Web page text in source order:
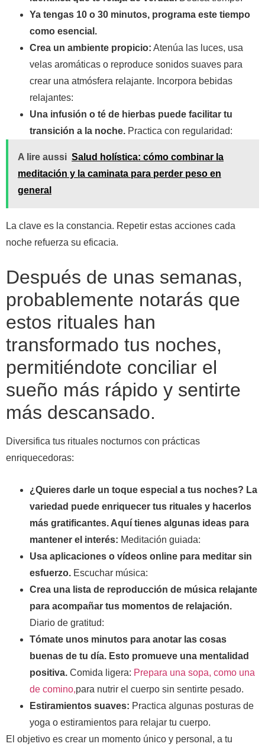
Ya tengas 10 o 30 minutos, programa este tiempo
como esencial.
Crea un ambiente propicio: Atenúa las luces, usa
velas aromáticas o reproduce sonidos suaves para
crear una atmósfera relajante. Incorpora bebidas
relajantes:
Una infusión o té de hierbas puede facilitar tu
transición a la noche. Practica con regularidad:
A lire aussi Salud holística: cómo combinar la
meditación y la caminata para perder peso en
general
La clave es la constancia. Repetir estas acciones cada
noche refuerza su eficacia.
Después de unas semanas,
probablemente notarás que
estos rituales han
transformado tus noches,
permitiéndote conciliar el
sueño más rápido y sentirte
más descansado.
Diversifica tus rituales nocturnos con prácticas
enriquecedoras:
¿Quieres darle un toque especial a tus noches? La
variedad puede enriquecer tus rituales y hacerlos
más gratificantes. Aquí tienes algunas ideas para
mantener el interés: Meditación guiada:
Usa aplicaciones o vídeos online para meditar sin
esfuerzo. Escuchar música:
Crea una lista de reproducción de música relajante
para acompañar tus momentos de relajación.
Diario de gratitud:
Tómate unos minutos para anotar las cosas
buenas de tu día. Esto promueve una mentalidad
positiva. Comida ligera: Prepara una sopa, como una
de comino,para nutrir el cuerpo sin sentirte pesado.
Estiramientos suaves: Practica algunas posturas de
yoga o estiramientos para relajar tu cuerpo.
El objetivo es crear un momento único y personal, a tu